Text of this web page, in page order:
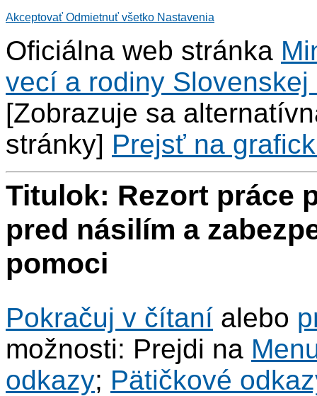
Akceptovať Odmietnuť všetko Nastavenia
Oficiálna web stránka
vecí a rodiny Slovenskej
[Zobrazuje sa
stránky] Prejsť na
Titulok: Rezort práce
pred násilím a
pomoci
Pokračuj v čítaní alebo
možnosti: Prejdi na
odkazy; Pätičkové